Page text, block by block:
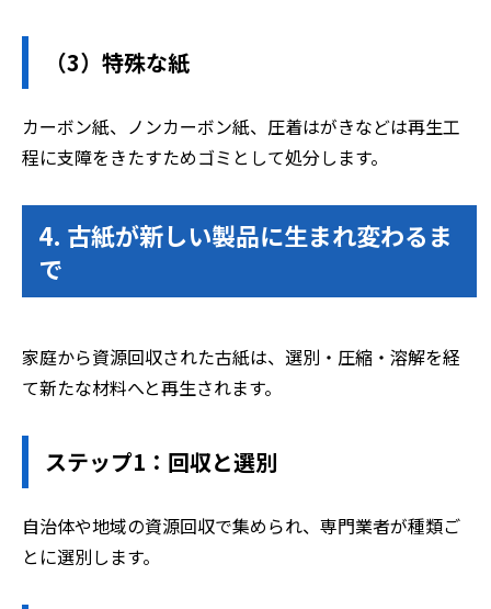
（3）特殊な紙
カーボン紙、ノンカーボン紙、圧着はがきなどは再生工
程に支障をきたすためゴミとして処分します。
4. 古紙が新しい製品に生まれ変わるま
で
家庭から資源回収された古紙は、選別・圧縮・溶解を経
て新たな材料へと再生されます。
ステップ1：回収と選別
自治体や地域の資源回収で集められ、専門業者が種類ご
とに選別します。